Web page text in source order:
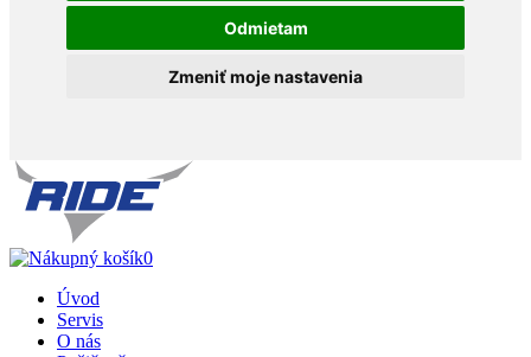
Odmietam
Zmeniť moje nastavenia
0
Úvod
Servis
O nás